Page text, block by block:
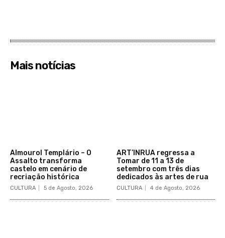
Mais notícias
Almourol Templário – O
Assalto transforma
castelo em cenário de
recriação histórica
CULTURA 5 de Agosto, 2026
ART’INRUA regressa a
Tomar de 11 a 13 de
setembro com três dias
dedicados às artes de rua
CULTURA 4 de Agosto, 2026